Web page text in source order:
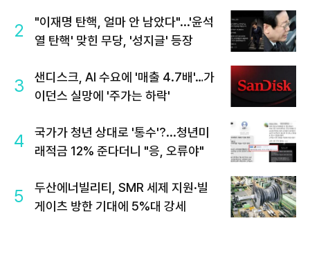
2
"이재명 탄핵, 얼마 안 남았다"...'윤석
열 탄핵' 맞힌 무당, '성지글' 등장
3
샌디스크, AI 수요에 '매출 4.7배'…가
이던스 실망에 '주가는 하락'
4
국가가 청년 상대로 '통수'?...청년미
래적금 12% 준다더니 "응, 오류야"
5
두산에너빌리티, SMR 세제 지원·빌
게이츠 방한 기대에 5%대 강세